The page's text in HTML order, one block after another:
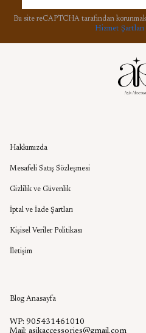
Bu site reCAPTCHA tarafından
Hizmet Şartları
Hakkımızda
Mesafeli Satış Sözleşmesi
Gizlilik ve Güvenlik
İptal ve İade Şartları
Kişisel Veriler Politikası
İletişim
Blog Anasayfa
WP: 905431461010
Mail: asikaccessories@gmail.com